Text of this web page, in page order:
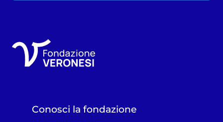
Conosci la fondazione